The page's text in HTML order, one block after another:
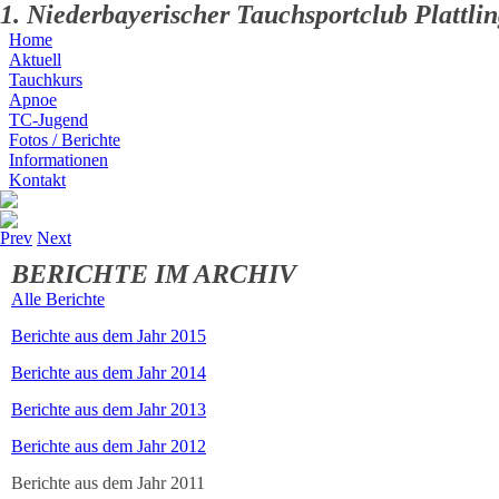
1. Niederbayerischer Tauchsportclub
Home
Aktuell
Tauchkurs
Apnoe
TC-Jugend
Fotos / Berichte
Informationen
Kontakt
Prev Next
BERICHTE IM ARCHIV
Alle Berichte
Berichte aus dem Jahr 2015
Berichte aus dem Jahr 2014
Berichte aus dem Jahr 2013
Berichte aus dem Jahr 2012
Berichte aus dem Jahr 2011